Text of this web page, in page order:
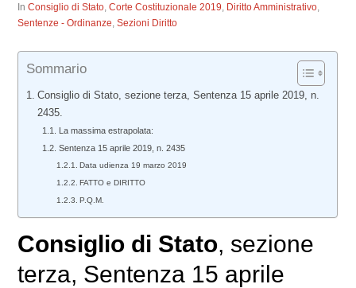
InConsiglio di Stato,Corte Costituzionale 2019, Diritto Amministrativo,
Sentenze - Ordinanze,Sezioni Diritto
Sommario
Consiglio di Stato, sezione terza, Sentenza 15 aprile 2019, n.
2435.
La massima estrapolata:
Sentenza 15 aprile 2019, n. 2435
Data udienza 19 marzo 2019
FATTO e DIRITTO
P.Q.M.
Consiglio di Stato, sezione
terza, Sentenza 15 aprile